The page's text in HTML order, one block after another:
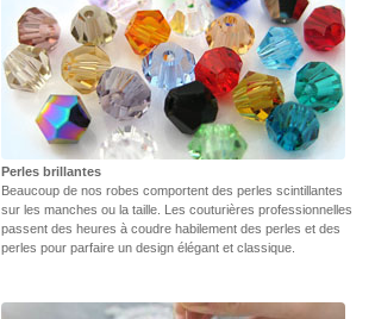
Perles brillantes
Beaucoup de nos robes comportent des perles scintillantes
sur les manches ou la taille. Les couturières professionnelles
passent des heures à coudre habilement des perles et des
perles pour parfaire un design élégant et classique.